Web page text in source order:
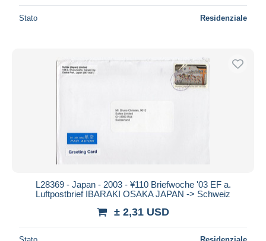
Prezzo
Spedizione gratuita
Bonifico bancario
Visa
Mastercard
Maestro
Residenza del venditore
Stato Residenziale
L28369 - Japan - 2003 - ¥110 Briefwoche '03 EF a.
Luftpostbrief IBARAKI OSAKA JAPAN -> Schweiz
± 2,31 USD